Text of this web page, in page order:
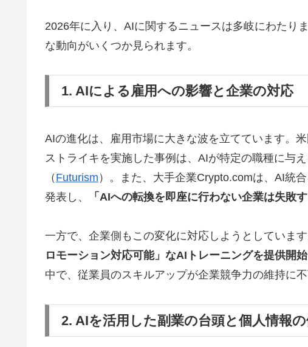
2026年に入り、AIに関するニュースは多岐にわたり
な動向がいくつか見られます。
1. AIによる雇用への影響と企業の対応
AIの進化は、雇用市場に大きな波を立てています。
ストライキを実施した事例は、AIが特定の職種に与
（ Futurism ）。また、大手企業Crypto.comは、AI統
発表し、
「AIへの転換を即座に行わない企業は失敗す
一方で、企業側もこの変化に対応しようとしていま
ロモーション対応可能」なAIトレーニングを提供開始
中で、従業員のスキルアップが企業競争力の維持に
2. AIを活用した副業の台頭と個人情報